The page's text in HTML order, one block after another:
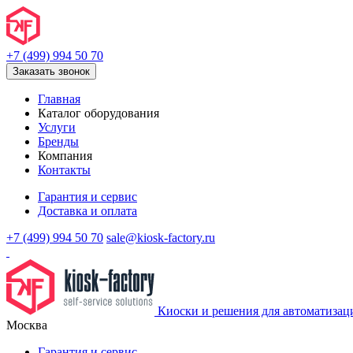
+7 (499) 994 50 70
Заказать звонок
Главная
Каталог оборудования
Услуги
Бренды
Компания
Контакты
Гарантия и сервис
Доставка и оплата
+7 (499) 994 50 70 sale@kiosk-factory.ru
Киоски и решения для
Москва